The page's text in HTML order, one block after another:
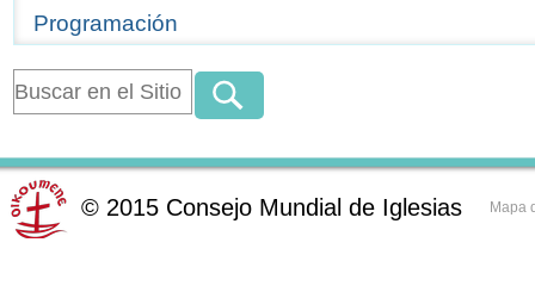
Programación
© 2015 Consejo Mundial de Iglesias Mapa